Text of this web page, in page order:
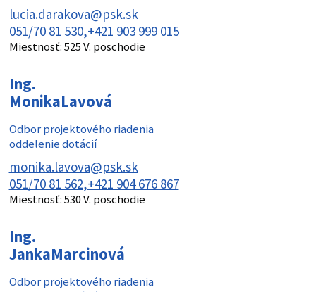
lucia.darakova@psk.sk
051/70 81 530 +421 903 999 015
Miestnosť:525 V. poschodie
Ing.
MonikaLavová
Odbor projektového riadenia
oddelenie dotácií
monika.lavova@psk.sk
051/70 81 562 +421 904 676 867
Miestnosť:530 V. poschodie
Ing.
JankaMarcinová
Odbor projektového riadenia